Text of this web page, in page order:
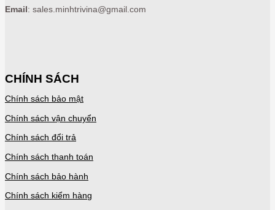
Email : sales.minhtrivina@gmail.com
CHÍNH SÁCH
Chính sách bảo mật
Chính sách vận chuyển
Chính sách đổi trả
Chính sách thanh toán
Chính sách bảo hành
Chính sách kiểm hàng